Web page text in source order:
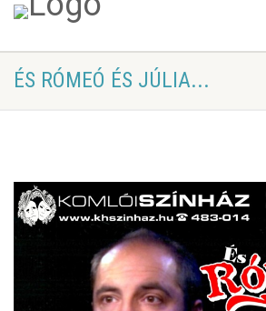
ÉS RÓMEÓ ÉS JÚLIA...